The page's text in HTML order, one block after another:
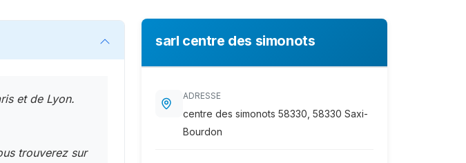
et de Lyon.
trouverez sur
sarl centre des simonots
ADRESSE
centre des simonots 58330, 58330 Saxi-
Bourdon